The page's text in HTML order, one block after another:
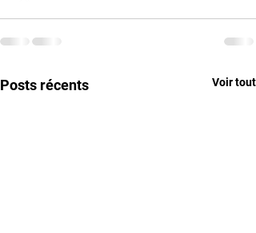
Posts récents Voir tout